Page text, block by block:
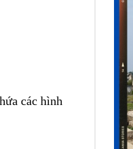
các hình